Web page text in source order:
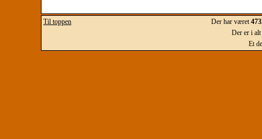
Til toppen Der har været
Der er i alt
Et